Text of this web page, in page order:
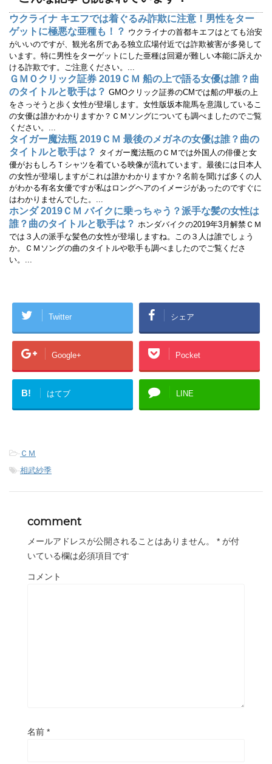
ィ
ン
ド
ウ
で
開
き
ま
ウクライナ キエフでは着ぐるみ詐欺に注意！男性をター
ゲットに極悪な亜種も！？ ウクライナの首都キエフはとても治安
がいいのですが、観光名所である独立広場付近では詐欺被害が多発して
います。特に男性をターゲットにした亜種は回避が難しい本能に訴えか
ける詐欺です。ご注意ください。...
ＧＭＯクリック証券 2019ＣＭ 船の上で語る女優は誰？曲
のタイトルと歌手は？ GMOクリック証券のCMでは船の甲板の上
をさっそうと歩く女性が登場します。女性版坂本龍馬を意識しているこ
の女優は誰かわかりますか？ＣＭソングについても調べましたのでご覧
ください。...
タイガー魔法瓶 2019ＣＭ 最後のメガネの女優は誰？曲の
タイトルと歌手は？ タイガー魔法瓶のＣＭでは外国人の俳優と女
優がおもしろＴシャツを着ている映像が流れています。最後には日本人
の女性が登場しますがこれは誰かわかりますか？名前を聞けば多くの人
がわかる有名女優ですが私はロングヘアのイメージがあったのですぐに
はわかりませんでした。...
ホンダ 2019ＣＭ バイクに乗っちゃう？派手な髪の女性は
誰？曲のタイトルと歌手は？ ホンダバイクの2019年3月解禁ＣＭ
では３人の派手な髪色の女性が登場しますね。この３人は誰でしょう
か。ＣＭソングの曲のタイトルや歌手も調べましたのでご覧くださ
い。...
Twitter シェア
Google+ Pocket
B! はてブ LINE
- ＣＭ
-相武紗季
comment
メールアドレスが公開されることはありません。 * が付
いている欄は必須項目です
コメント
名前 *